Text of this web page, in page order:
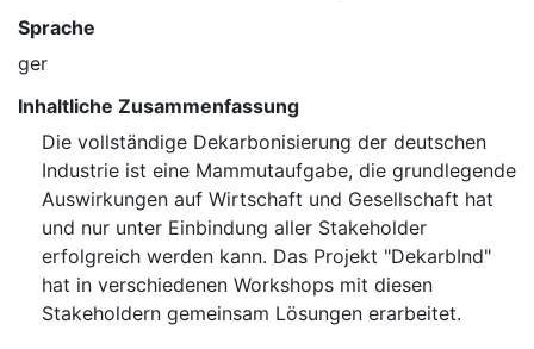
Sprache
ger
Inhaltliche Zusammenfassung
Die vollständige Dekarbonisierung der deutschen
Industrie ist eine Mammutaufgabe, die grundlegende
Auswirkungen auf Wirtschaft und Gesellschaft hat
und nur unter Einbindung aller ⁠Stakeholder⁠
erfolgreich werden kann. Das Projekt "DekarbInd"
hat in verschiedenen Workshops mit diesen
Stakeholdern gemeinsam Lösungen erarbeitet.